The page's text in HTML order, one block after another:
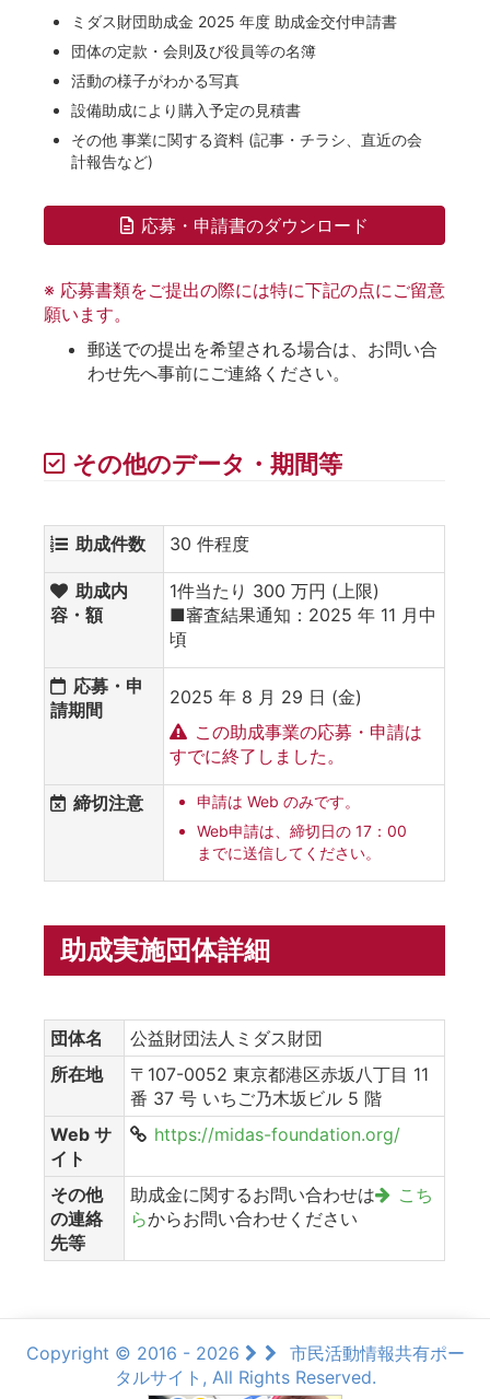
ミダス財団助成金 2025 年度 助成金交付申請書
団体の定款・会則及び役員等の名簿
活動の様子がわかる写真
設備助成により購入予定の見積書
その他 事業に関する資料 (記事・チラシ、直近の会
計報告など)
応募・申請書のダウンロード
※ 応募書類をご提出の際には特に下記の点にご留意
願います。
郵送での提出を希望される場合は、お問い合
わせ先へ事前にご連絡ください。
その他のデータ・期間等
助成件数 30 件程度
助成内
容・額
1件当たり 300 万円 (上限)
■審査結果通知：2025 年 11 月中
頃
応募・申
請期間
2025 年 8 月 29 日 (金)
この助成事業の応募・申請は
すでに終了しました。
締切注意
申請は Web のみです。
Web申請は、締切日の 17：00
までに送信してください。
助成実施団体詳細
団体名
公益財団法人ミダス財団
所在地
〒107-0052 東京都港区赤坂八丁目 11
番 37 号 いちご乃木坂ビル 5 階
Web サ
イト
https://midas-foundation.org/
その他
の連絡
先等
助成金に関するお問い合わせは
こち
らからお問い合わせください
Copyright © 2016 - 2026
市民活動情報共有ポー
タルサイト, All Rights Reserved.